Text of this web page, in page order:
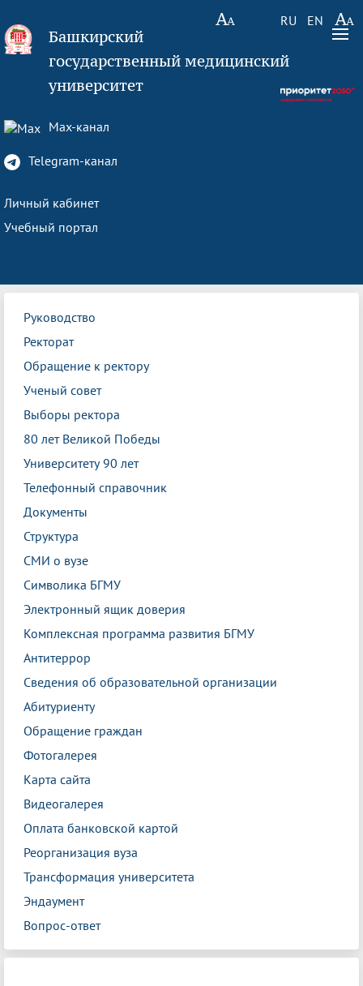
RU EN
Башкирский
государственный медицинский
университет
Max-канал
Telegram-канал
Личный кабинет
Учебный портал
Руководство
Ректорат
Обращение к ректору
Ученый совет
Выборы ректора
80 лет Великой Победы
Университету 90 лет
Телефонный справочник
Документы
Структура
СМИ о вузе
Символика БГМУ
Электронный ящик доверия
Комплексная программа развития БГМУ
Антитеррор
Сведения об образовательной организации
Абитуриенту
Обращение граждан
Фотогалерея
Карта сайта
Видеогалерея
Оплата банковской картой
Реорганизация вуза
Трансформация университета
Эндаумент
Вопрос-ответ